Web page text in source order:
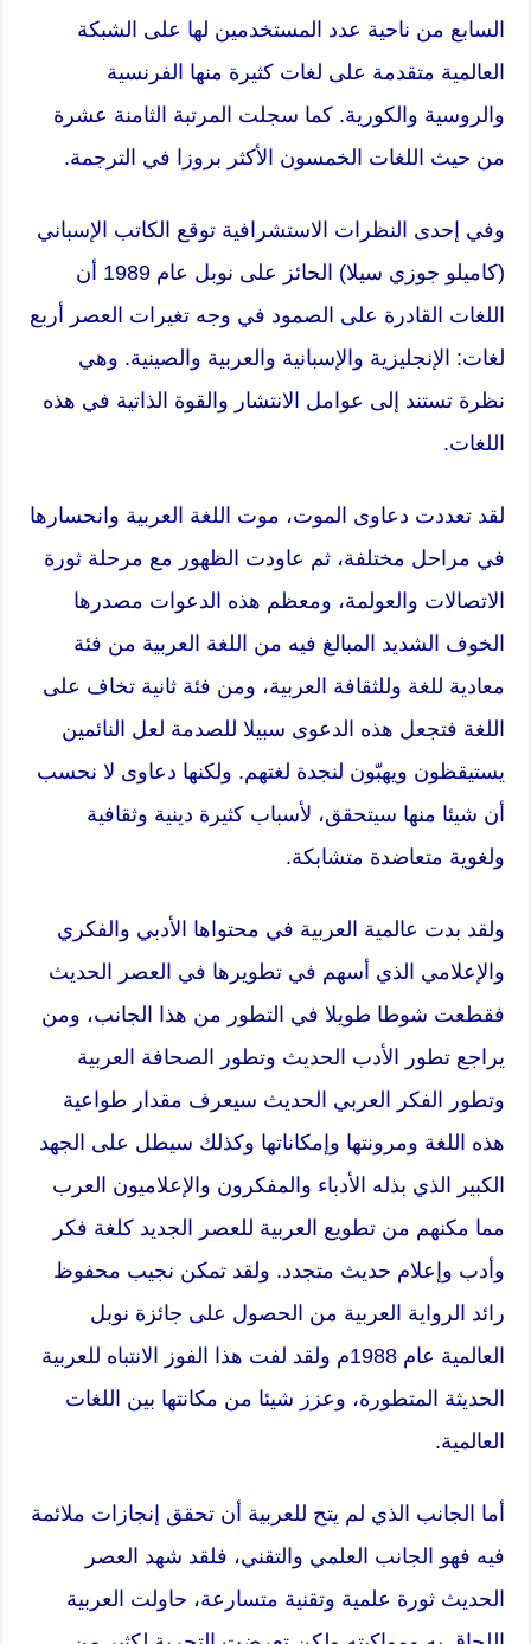
السابع من ناحية عدد المستخدمين لها على الشبكة
العالمية متقدمة على لغات كثيرة منها الفرنسية
والروسية والكورية. كما سجلت المرتبة الثامنة عشرة
من حيث اللغات الخمسون الأكثر بروزا في الترجمة.
وفي إحدى النظرات الاستشرافية توقع الكاتب الإسباني
(كاميلو جوزي سيلا) الحائز على نوبل عام 1989 أن
اللغات القادرة على الصمود في وجه تغيرات العصر أربع
لغات: الإنجليزية والإسبانية والعربية والصينية. وهي
نظرة تستند إلى عوامل الانتشار والقوة الذاتية في هذه
اللغات.
لقد تعددت دعاوى الموت، موت اللغة العربية وانحسارها
في مراحل مختلفة، ثم عاودت الظهور مع مرحلة ثورة
الاتصالات والعولمة، ومعظم هذه الدعوات مصدرها
الخوف الشديد المبالغ فيه من اللغة العربية من فئة
معادية للغة وللثقافة العربية، ومن فئة ثانية تخاف على
اللغة فتجعل هذه الدعوى سبيلا للصدمة لعل النائمين
يستيقظون ويهبّون لنجدة لغتهم. ولكنها دعاوى لا نحسب
أن شيئا منها سيتحقق، لأسباب كثيرة دينية وثقافية
ولغوية متعاضدة متشابكة.
ولقد بدت عالمية العربية في محتواها الأدبي والفكري
والإعلامي الذي أسهم في تطويرها في العصر الحديث
فقطعت شوطا طويلا في التطور من هذا الجانب، ومن
يراجع تطور الأدب الحديث وتطور الصحافة العربية
وتطور الفكر العربي الحديث سيعرف مقدار طواعية
هذه اللغة ومرونتها وإمكاناتها وكذلك سيطل على الجهد
الكبير الذي بذله الأدباء والمفكرون والإعلاميون العرب
مما مكنهم من تطويع العربية للعصر الجديد كلغة فكر
وأدب وإعلام حديث متجدد. ولقد تمكن نجيب محفوظ
رائد الرواية العربية من الحصول على جائزة نوبل
العالمية عام 1988م ولقد لفت هذا الفوز الانتباه للعربية
الحديثة المتطورة، وعزز شيئا من مكانتها بين اللغات
العالمية.
أما الجانب الذي لم يتح للعربية أن تحقق إنجازات ملائمة
فيه فهو الجانب العلمي والتقني، فلقد شهد العصر
الحديث ثورة علمية وتقنية متسارعة، حاولت العربية